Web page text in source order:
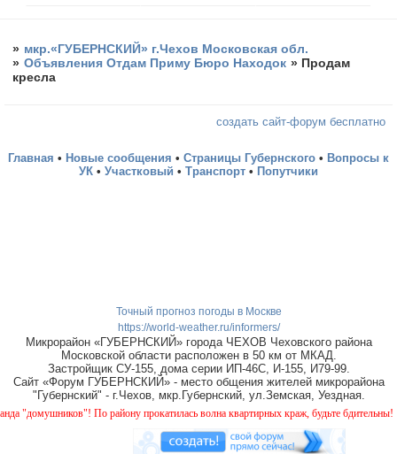
» мкр.«ГУБЕРНСКИЙ» г.Чехов Московская обл.
» Объявления Отдам Приму Бюро Находок » Продам
кресла
создать сайт-форум бесплатно
Главная • Новые сообщения • Страницы Губернского • Вопросы к
УК • Участковый • Транспорт • Попутчики
Точный прогноз погоды в Москве
https://world-weather.ru/informers/
Микрорайон «ГУБЕРНСКИЙ» города ЧЕХОВ Чеховского района
Московской области расположен в 50 км от МКАД.
Застройщик СУ-155, дома серии ИП-46С, И-155, И79-99.
Сайт «Форум ГУБЕРНСКИЙ» - место общения жителей микрорайона
"Губернский" - г.Чехов, мкр.Губернский, ул.Земская, Уездная.
По району прокатилась волна квартирных краж, будьте бдительны!